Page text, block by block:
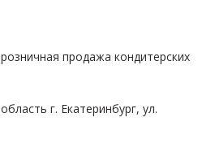
продажа кондитерских
г. Екатеринбург, ул.